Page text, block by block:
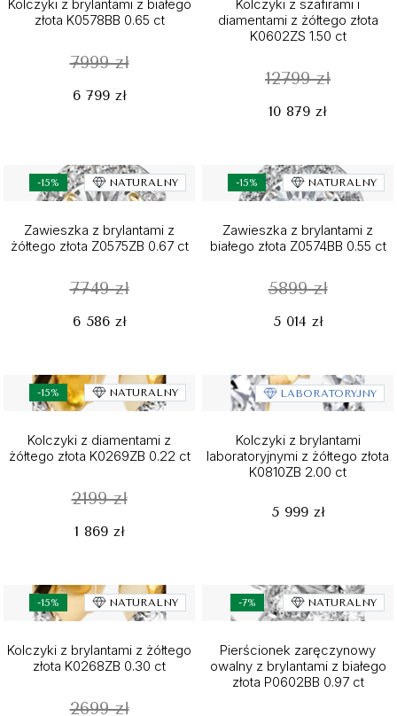
Kolczyki z brylantami z białego
złota K0578BB 0.65 ct
7999 zł
6 799 zł
Kolczyki z szafirami i
diamentami z żółtego złota
K0602ZS 1.50 ct
12799 zł
10 879 zł
-15% NATURALNY
Zawieszka z brylantami z
żółtego złota Z0575ZB 0.67 ct
7749 zł
6 586 zł
-15% NATURALNY
Zawieszka z brylantami z
białego złota Z0574BB 0.55 ct
5899 zł
5 014 zł
-15% NATURALNY
Kolczyki z diamentami z
żółtego złota K0269ZB 0.22 ct
2199 zł
1 869 zł
LABORATORYJNY
Kolczyki z brylantami
laboratoryjnymi z żółtego złota
K0810ZB 2.00 ct
5 999 zł
-15% NATURALNY
Kolczyki z brylantami z żółtego
złota K0268ZB 0.30 ct
2699 zł
-7% NATURALNY
Pierścionek zaręczynowy
owalny z brylantami z białego
złota P0602BB 0.97 ct